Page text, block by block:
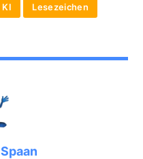
KI Lesezeichen